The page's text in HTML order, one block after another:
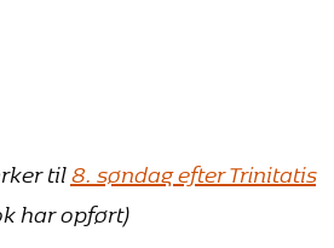
til8. søndag efter Trinitatis
har opført)